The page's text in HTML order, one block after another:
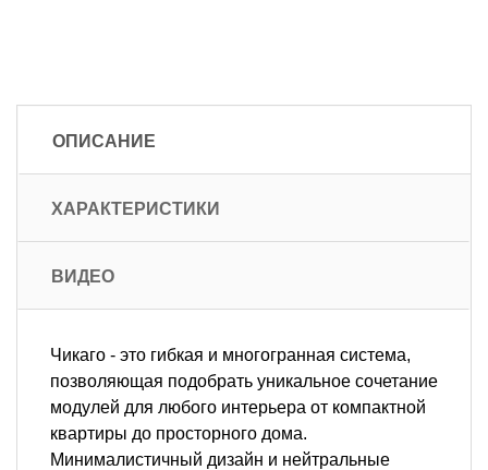
ОПИСАНИЕ
ХАРАКТЕРИСТИКИ
ВИДЕО
Чикаго - это гибкая и многогранная система,
позволяющая подобрать уникальное сочетание
модулей для любого интерьера от компактной
квартиры до просторного дома.
Минималистичный дизайн и нейтральные